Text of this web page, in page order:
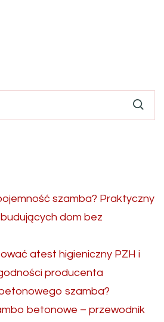
szamba? Praktyczny
dom bez
atest higieniczny PZH i
producenta
szamba?
betonowe – przewodnik